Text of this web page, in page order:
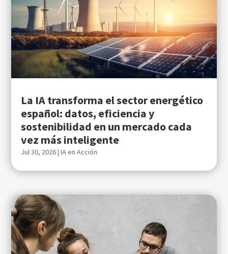
La IA transforma el sector energético
español: datos, eficiencia y
sostenibilidad en un mercado cada
vez más inteligente
Jul 30, 2026|IA en Acción